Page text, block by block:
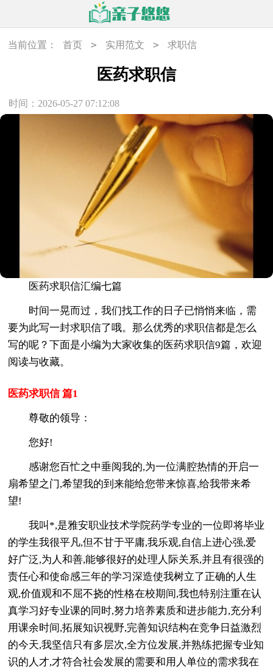
当前位置： 首页 > 实用范文 > 求职信
医药求职信
时间：2026-05-27 07:12:08
医药求职信汇编七篇
时间一晃而过，我们找工作的日子已悄悄来临，需
要为此写一封求职信了哦。那么优秀的求职信都是怎么
写的呢？下面是小编为大家收集的医药求职信9篇，欢迎
阅读与收藏。
医药求职信 篇1
尊敬的领导：
您好!
感谢您百忙之中垂阅我的,为一位满腔热情的开启一
扇希望之门,希望我的到来能给您带来惊喜,给我带来希
望!
我叫*,是雅安职业技术学院药学专业的一位即将毕业
的学生我很平凡,但不甘于平庸,我乐观,自信上进心强,爱
好广泛,为人和善,能够很好的处理人际关系,并且有很强的
责任心和使命感三年的学习深造使我树立了正确的人生
观,价值观和不屈不挠的性格在校期间,我也特别注重在认
真学习好专业课的同时,努力培养素质和进步能力,充分利
用课余时间,拓展知识视野,完善知识结构在竞争日益激烈
的今天,我坚信只有多层次,全方位发展,并熟练把握专业知
识的人才,才符合社会发展的需要和用人单位的需求我在